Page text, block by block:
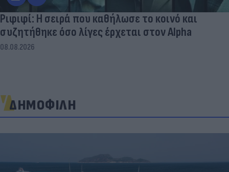
Ριφιφί: Η σειρά που καθήλωσε το κοινό και
συζητήθηκε όσο λίγες έρχεται στον Alpha
08.08.2026
ΔΗΜΟΦΙΛΗ